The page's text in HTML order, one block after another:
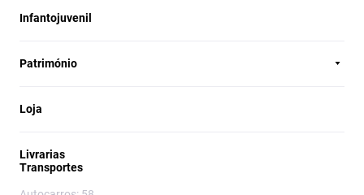
Infantojuvenil
Património
Loja
Livrarias
Transportes